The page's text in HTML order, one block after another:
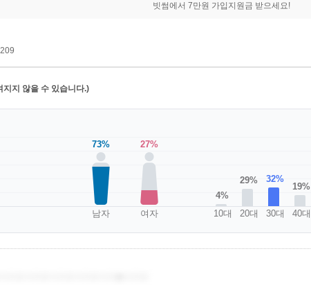
빗썸에서 7만원 가입지원금 받으세요!
지 않을 수 있습니다.)
73%
남자
27%
여자
4%
10대
29%
20대
32%
30대
19%
40대